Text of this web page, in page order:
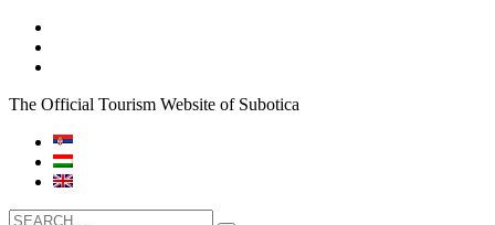
The Official Tourism Website of Subotica